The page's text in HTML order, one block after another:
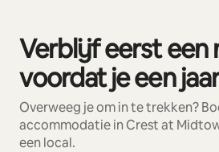
Verblijf eerst een
voordat je een
Overweeg je om in te trekken?
accommodatie in Crest at
een local.
0 van 0 items weergegeven